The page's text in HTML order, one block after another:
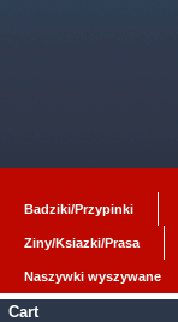
Badziki/Przypinki
Ziny/Ksiazki/Prasa
Naszywki wyszywane
Cart